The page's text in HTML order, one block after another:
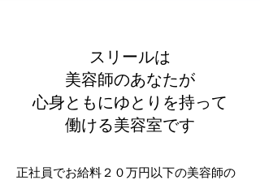
スリールは
美容師のあなたが
心身ともにゆとりを持って
​働ける美容室です
正社員でお給料２０万円以下の美容師の